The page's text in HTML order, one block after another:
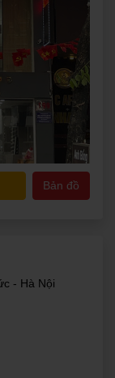
Bản đồ
- Hà Nội